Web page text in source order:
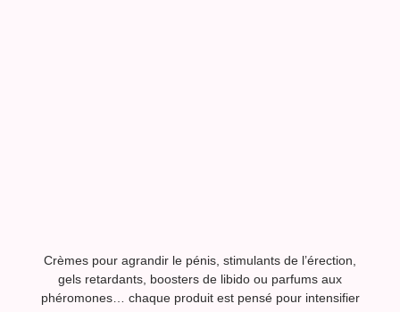
Crèmes pour agrandir le pénis, stimulants de l’érection,
gels retardants, boosters de libido ou parfums aux
phéromones… chaque produit est pensé pour intensifier